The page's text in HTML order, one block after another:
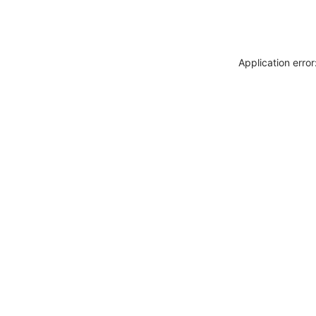
Application